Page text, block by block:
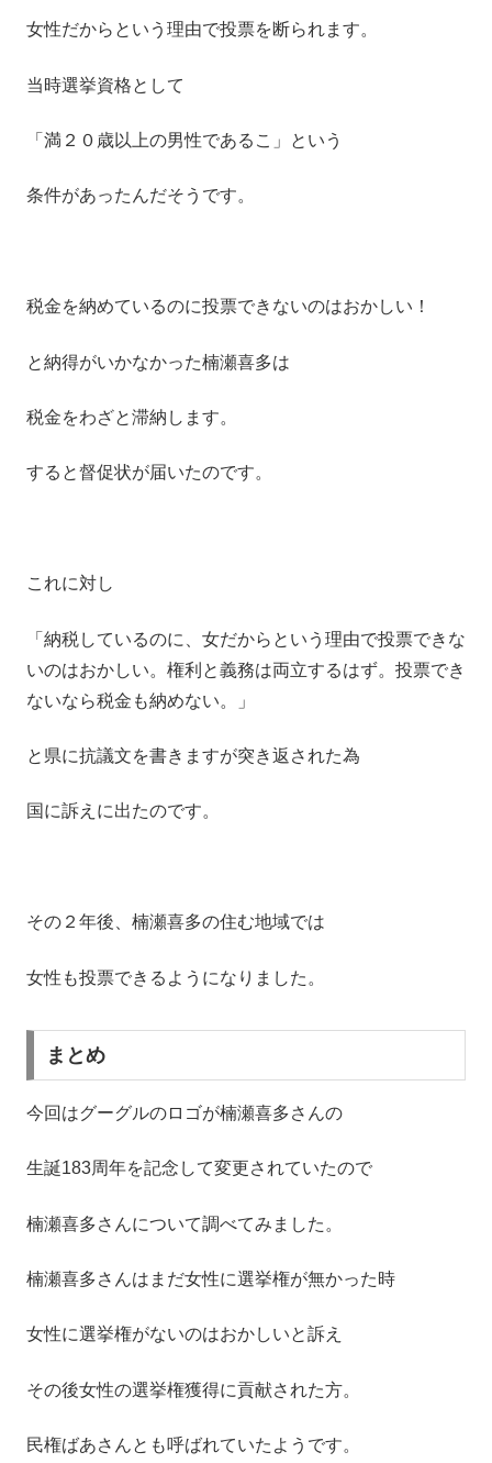
女性だからという理由で投票を断られます。
当時選挙資格として
「満２０歳以上の男性であるこ」という
条件があったんだそうです。
税金を納めているのに投票できないのはおかしい！
と納得がいかなかった楠瀬喜多は
税金をわざと滞納します。
すると督促状が届いたのです。
これに対し
「納税しているのに、女だからという理由で投票できな
いのはおかしい。権利と義務は両立するはず。投票でき
ないなら税金も納めない。」
と県に抗議文を書きますが突き返された為
国に訴えに出たのです。
その２年後、楠瀬喜多の住む地域では
女性も投票できるようになりました。
まとめ
今回はグーグルのロゴが楠瀬喜多さんの
生誕183周年を記念して変更されていたので
楠瀬喜多さんについて調べてみました。
楠瀬喜多さんはまだ女性に選挙権が無かった時
女性に選挙権がないのはおかしいと訴え
その後女性の選挙権獲得に貢献された方。
民権ばあさんとも呼ばれていたようです。